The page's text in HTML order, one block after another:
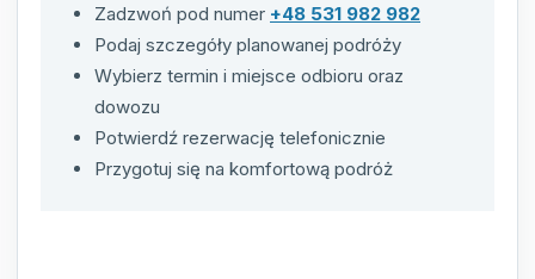
Zadzwoń pod numer +48 531 982 982
Podaj szczegóły planowanej podróży
Wybierz termin i miejsce odbioru oraz
dowozu
Potwierdź rezerwację telefonicznie
Przygotuj się na komfortową podróż